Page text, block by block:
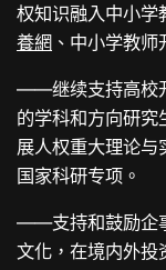
权知识融入中小学
養網 、中小学教师
——继续支持高校
的学科和方向研究
展人权重大理论与
国家科研专项。
——支持和鼓励企
文化，在境内外投